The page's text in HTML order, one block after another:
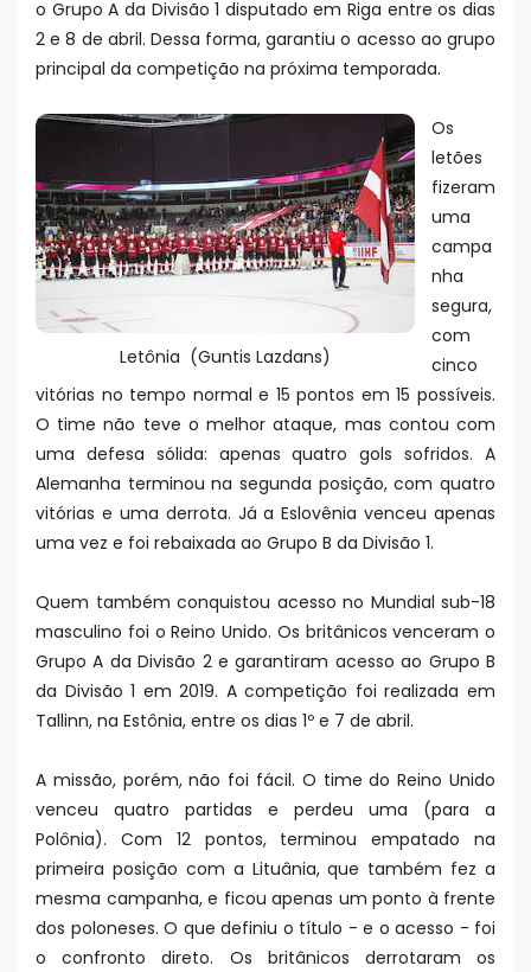
o Grupo A da Divisão 1 disputado em Riga entre os dias
2 e 8 de abril. Dessa forma, garantiu o acesso ao grupo
principal da competição na próxima temporada.
Letônia (Guntis Lazdans)
Os
letões
fizeram
uma
campa
nha
segura,
com
cinco
vitórias no tempo normal e 15 pontos em 15 possíveis.
O time não teve o melhor ataque, mas contou com
uma defesa sólida: apenas quatro gols sofridos. A
Alemanha terminou na segunda posição, com quatro
vitórias e uma derrota. Já a Eslovênia venceu apenas
uma vez e foi rebaixada ao Grupo B da Divisão 1.
Quem também conquistou acesso no Mundial sub-18
masculino foi o Reino Unido. Os britânicos venceram o
Grupo A da Divisão 2 e garantiram acesso ao Grupo B
da Divisão 1 em 2019. A competição foi realizada em
Tallinn, na Estônia, entre os dias 1º e 7 de abril.
A missão, porém, não foi fácil. O time do Reino Unido
venceu quatro partidas e perdeu uma (para a
Polônia). Com 12 pontos, terminou empatado na
primeira posição com a Lituânia, que também fez a
mesma campanha, e ficou apenas um ponto à frente
dos poloneses. O que definiu o título - e o acesso - foi
o confronto direto. Os britânicos derrotaram os